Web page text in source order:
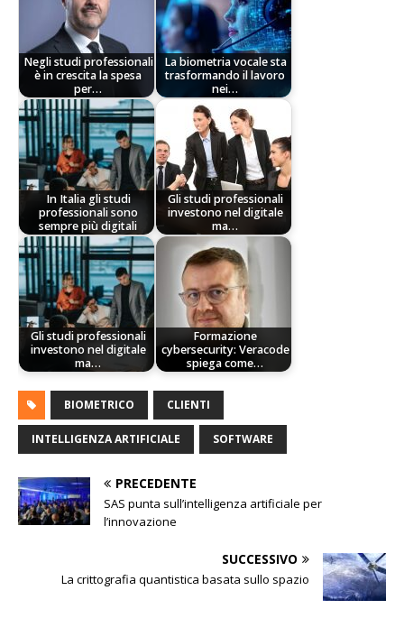
Negli studi professionali
è in crescita la spesa
per…
La biometria vocale sta
trasformando il lavoro
nei…
In Italia gli studi
professionali sono
sempre più digitali
Gli studi professionali
investono nel digitale
ma…
Gli studi professionali
investono nel digitale
ma…
Formazione
cybersecurity: Veracode
spiega come…
BIOMETRICO CLIENTI
INTELLIGENZA ARTIFICIALE SOFTWARE
PRECEDENTE
SAS punta sull’intelligenza artificiale per
l’innovazione
SUCCESSIVO
La crittografia quantistica basata sullo spazio